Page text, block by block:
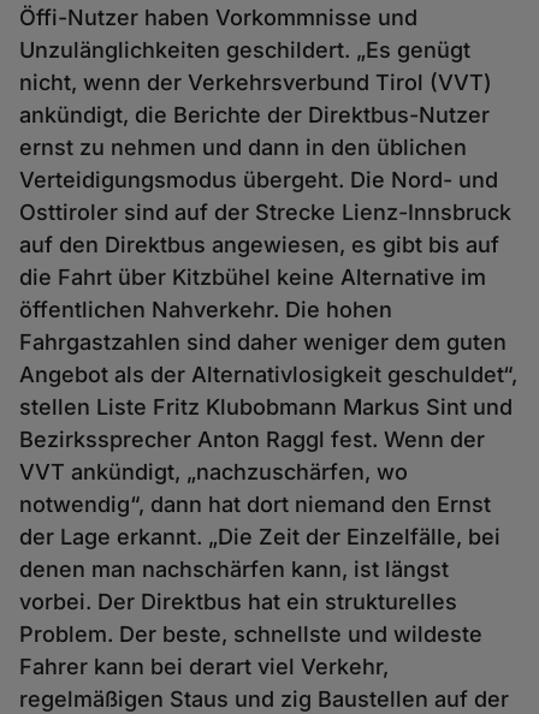
Öffi-Nutzer haben Vorkommnisse und
Unzulänglichkeiten geschildert. „Es genügt
nicht, wenn der Verkehrsverbund Tirol (VVT)
ankündigt, die Berichte der Direktbus-Nutzer
ernst zu nehmen und dann in den üblichen
Verteidigungsmodus übergeht. Die Nord- und
Osttiroler sind auf der Strecke Lienz-Innsbruck
auf den Direktbus angewiesen, es gibt bis auf
die Fahrt über Kitzbühel keine Alternative im
öffentlichen Nahverkehr. Die hohen
Fahrgastzahlen sind daher weniger dem guten
Angebot als der Alternativlosigkeit geschuldet“,
stellen Liste Fritz Klubobmann Markus Sint und
Bezirkssprecher Anton Raggl fest. Wenn der
VVT ankündigt, „nachzuschärfen, wo
notwendig“, dann hat dort niemand den Ernst
der Lage erkannt. „Die Zeit der Einzelfälle, bei
denen man nachschärfen kann, ist längst
vorbei. Der Direktbus hat ein strukturelles
Problem. Der beste, schnellste und wildeste
Fahrer kann bei derart viel Verkehr,
regelmäßigen Staus und zig Baustellen auf der